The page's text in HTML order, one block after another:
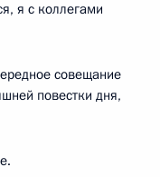
я с коллегами
совещание
повестки дня,